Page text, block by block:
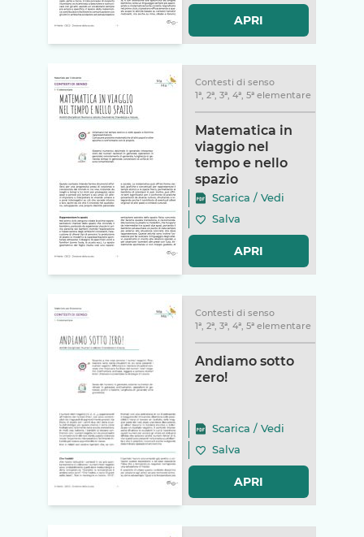
APRI
Contesti di senso
1ª, 2ª, 3ª, 4ª, 5ª elementare
Matematica in
viaggio nel
tempo e nello
spazio
Scarica / Vedi
Salva
APRI
Contesti di senso
1ª, 2ª, 3ª, 4ª, 5ª elementare
Andiamo sotto
zero!
Scarica / Vedi
Salva
APRI